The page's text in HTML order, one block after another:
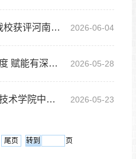
以美润乡 以歌育心 我校获评河南省乡村中小学合唱培育工程帮扶高校 2026-06-04
信阳日报：服务有温度 赋能有深度——信阳职业技术学院汇商一站式学生社区打造育人新范式走笔 2026-05-28
信阳日报：信阳职业技术学院中医药学院教师党支部赴黄柏山开展志愿服务活动 2026-05-23
尾页 页